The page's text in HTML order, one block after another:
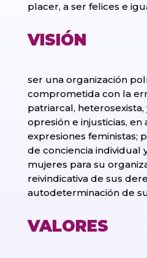
placer, a ser felices e
VISIÓN
ser una organización
comprometida con la
patriarcal,
opresión e injusticias, en
expresiones feministas;
de conciencia individual
mujeres para su
reivindicativa de sus
autodeterminación de
VALORES